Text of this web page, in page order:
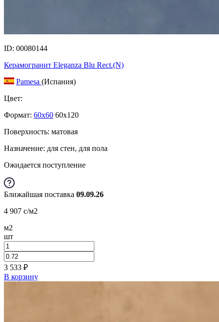
ID: 00080144
Керамогранит Eleganza Blu Rect.(N)
Pamesa (Испания)
Цвет:
Формат: 60x60 60x120
Поверхность: матовая
Назначение: для стен, для пола
Ожидается поступление
Ближайшая поставка 09.09.26
4 907 c/м2
м2
шт
3 533 ₽
В корзину